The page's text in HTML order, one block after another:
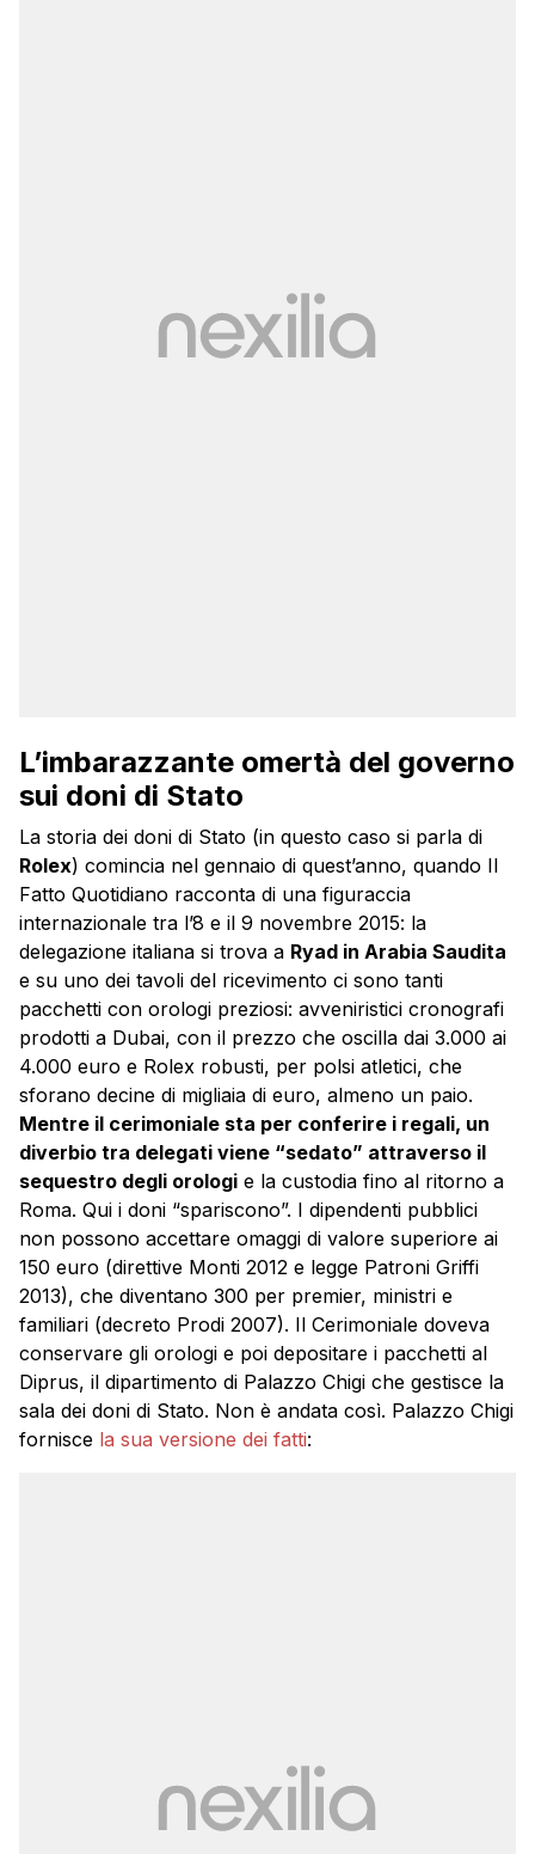
L’imbarazzante omertà del governo
sui doni di Stato
La storia dei doni di Stato (in questo caso si parla di
Rolex) comincia nel gennaio di quest’anno, quando Il
Fatto Quotidiano racconta di una figuraccia
internazionale tra l’8 e il 9 novembre 2015: la
delegazione italiana si trova a Ryad in Arabia Saudita
e su uno dei tavoli del ricevimento ci sono tanti
pacchetti con orologi preziosi: avveniristici cronografi
prodotti a Dubai, con il prezzo che oscilla dai 3.000 ai
4.000 euro e Rolex robusti, per polsi atletici, che
sforano decine di migliaia di euro, almeno un paio.
Mentre il cerimoniale sta per conferire i regali, un
diverbio tra delegati viene “sedato” attraverso il
sequestro degli orologi e la custodia fino al ritorno a
Roma. Qui i doni “spariscono”. I dipendenti pubblici
non possono accettare omaggi di valore superiore ai
150 euro (direttive Monti 2012 e legge Patroni Griffi
2013), che diventano 300 per premier, ministri e
familiari (decreto Prodi 2007). Il Cerimoniale doveva
conservare gli orologi e poi depositare i pacchetti al
Diprus, il dipartimento di Palazzo Chigi che gestisce la
sala dei doni di Stato. Non è andata così. Palazzo Chigi
fornisce la sua versione dei fatti: